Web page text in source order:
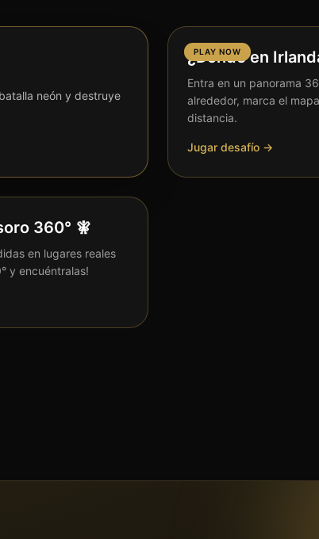
neón y destruye
PLAY NOW
¿Dónde en
Entra en un panorama
alrededor, marca el
distancia.
Jugar desafío →
360° 🧚
en lugares reales
y encuéntralas!